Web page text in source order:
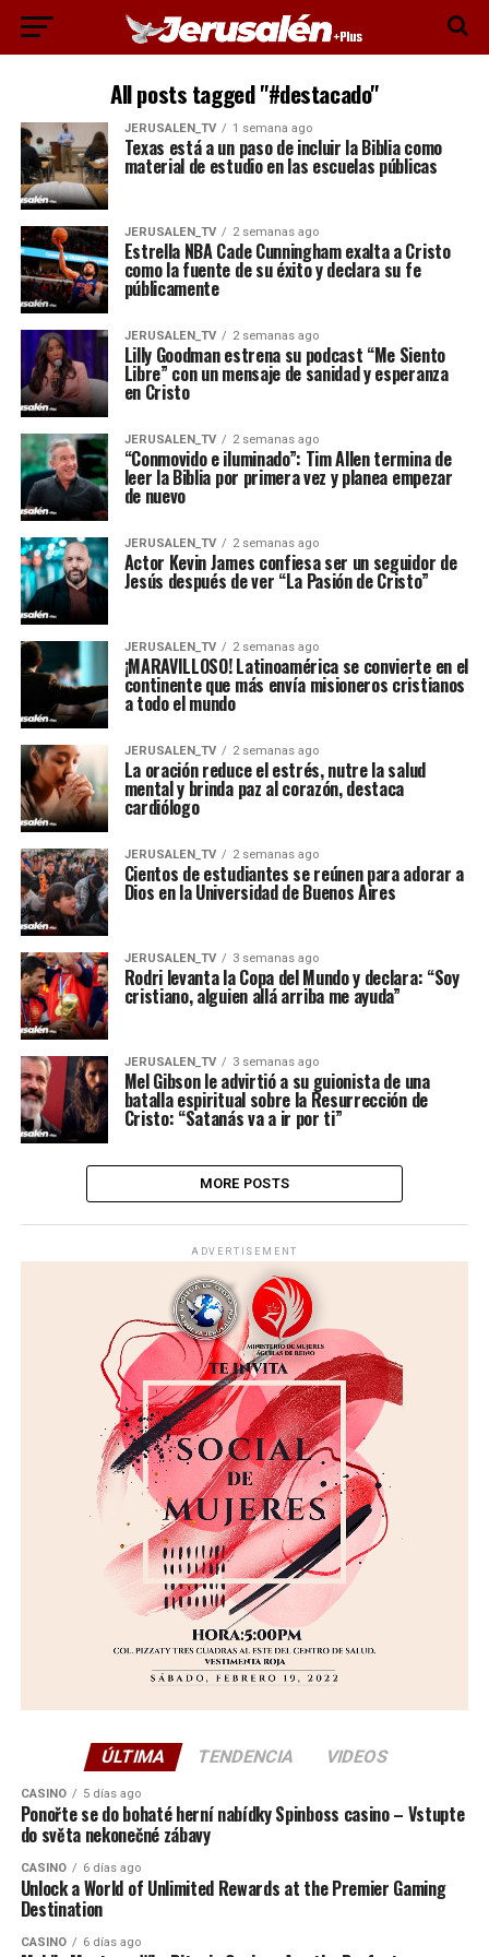
All posts tagged "#destacado"
JERUSALEN_TV 1 semana ago
Texas está a un paso de incluir la Biblia como
material de estudio en las escuelas públicas
JERUSALEN_TV 2 semanas ago
Estrella NBA Cade Cunningham exalta a Cristo
como la fuente de su éxito y declara su fe
públicamente
JERUSALEN_TV 2 semanas ago
Lilly Goodman estrena su podcast “Me Siento
Libre” con un mensaje de sanidad y esperanza
en Cristo
JERUSALEN_TV 2 semanas ago
“Conmovido e iluminado”: Tim Allen termina de
leer la Biblia por primera vez y planea empezar
de nuevo
JERUSALEN_TV 2 semanas ago
Actor Kevin James confiesa ser un seguidor de
Jesús después de ver “La Pasión de Cristo”
JERUSALEN_TV 2 semanas ago
¡MARAVILLOSO! Latinoamérica se convierte en el
continente que más envía misioneros cristianos
a todo el mundo
JERUSALEN_TV 2 semanas ago
La oración reduce el estrés, nutre la salud
mental y brinda paz al corazón, destaca
cardiólogo
JERUSALEN_TV 2 semanas ago
Cientos de estudiantes se reúnen para adorar a
Dios en la Universidad de Buenos Aires
JERUSALEN_TV 3 semanas ago
Rodri levanta la Copa del Mundo y declara: “Soy
cristiano, alguien allá arriba me ayuda”
JERUSALEN_TV 3 semanas ago
Mel Gibson le advirtió a su guionista de una
batalla espiritual sobre la Resurrección de
Cristo: “Satanás va a ir por ti”
MORE POSTS
ADVERTISEMENT
ÚLTIMA TENDENCIA VIDEOS
CASINO 5 días ago
Ponořte se do bohaté herní nabídky Spinboss casino – Vstupte
do světa nekonečné zábavy
CASINO 6 días ago
Unlock a World of Unlimited Rewards at the Premier Gaming
Destination
CASINO 6 días ago